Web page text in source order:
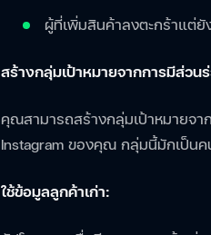
ผู้ที่เพิ่มสินค้าลงตะกร้าแต่ยั
สร้างกลุ่มเป้าหมายจากการมีส่วน
คุณสามารถสร้างกลุ่มเป้าหมายจ
Instagram ของคุณ กลุ่มนี้มักเป็น
ใช้ข้อมูลลูกค้าเก่า: